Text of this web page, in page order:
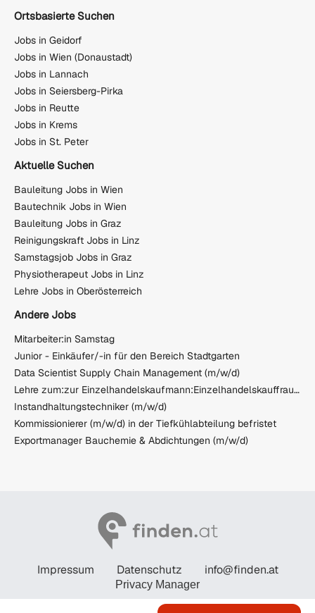
Ortsbasierte Suchen
Jobs in Geidorf
Jobs in Wien (Donaustadt)
Jobs in Lannach
Jobs in Seiersberg-Pirka
Jobs in Reutte
Jobs in Krems
Jobs in St. Peter
Aktuelle Suchen
Bauleitung Jobs in Wien
Bautechnik Jobs in Wien
Bauleitung Jobs in Graz
Reinigungskraft Jobs in Linz
Samstagsjob Jobs in Graz
Physiotherapeut Jobs in Linz
Lehre Jobs in Oberösterreich
Andere Jobs
Mitarbeiter:in Samstag
Junior - Einkäufer/-in für den Bereich Stadtgarten
Data Scientist Supply Chain Management (m/w/d)
Lehre zum:zur Einzelhandelskaufmann:Einzelhandelskauffrau Schwerpunkt Lebensmittel
Instandhaltungstechniker (m/w/d)
Kommissionierer (m/w/d) in der Tiefkühlabteilung befristet
Exportmanager Bauchemie & Abdichtungen (m/w/d)
Impressum Datenschutz info@finden.at
Privacy Manager